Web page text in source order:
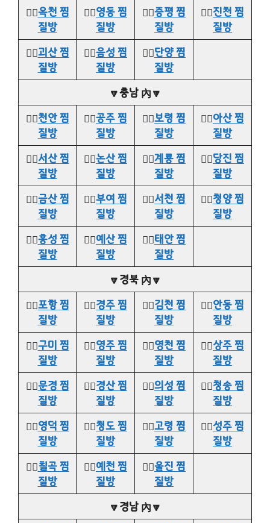
👉🏻옥천 찜
질방
👉🏻영동 찜
질방
👉🏻증평 찜
질방
👉🏻진천 찜
질방
👉🏻괴산 찜
질방
👉🏻음성 찜
질방
👉🏻단양 찜
질방
🔽충남 內🔽
👉🏻천안 찜
질방
👉🏻공주 찜
질방
👉🏻보령 찜
질방
👉🏻아산 찜
질방
👉🏻서산 찜
질방
👉🏻논산 찜
질방
👉🏻계룡 찜
질방
👉🏻당진 찜
질방
👉🏻금산 찜
질방
👉🏻부여 찜
질방
👉🏻서천 찜
질방
👉🏻청양 찜
질방
👉🏻홍성 찜
질방
👉🏻예산 찜
질방
👉🏻태안 찜
질방
🔽경북 內🔽
👉🏻포항 찜
질방
👉🏻경주 찜
질방
👉🏻김천 찜
질방
👉🏻안동 찜
질방
👉🏻구미 찜
질방
👉🏻영주 찜
질방
👉🏻영천 찜
질방
👉🏻상주 찜
질방
👉🏻문경 찜
질방
👉🏻경산 찜
질방
👉🏻의성 찜
질방
👉🏻청송 찜
질방
👉🏻영덕 찜
질방
👉🏻청도 찜
질방
👉🏻고령 찜
질방
👉🏻성주 찜
질방
👉🏻칠곡 찜
질방
👉🏻예천 찜
질방
👉🏻울진 찜
질방
🔽경남 內🔽